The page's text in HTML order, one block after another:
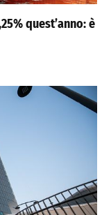
quest’anno: è